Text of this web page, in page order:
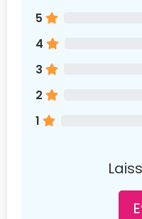
5
4
3
2
1